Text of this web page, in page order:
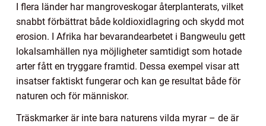
I flera länder har mangroveskogar återplanterats, vilket
snabbt förbättrat både koldioxidlagring och skydd mot
erosion. I Afrika har bevarandearbetet i Bangweulu gett
lokalsamhällen nya möjligheter samtidigt som hotade
arter fått en tryggare framtid. Dessa exempel visar att
insatser faktiskt fungerar och kan ge resultat både för
naturen och för människor.
Träskmarker är inte bara naturens vilda myrar – de är